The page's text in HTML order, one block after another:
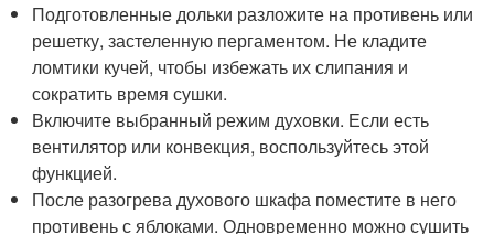
Подготовленные дольки разложите на противень или
решетку, застеленную пергаментом. Не кладите
ломтики кучей, чтобы избежать их слипания и
сократить время сушки.
Включите выбранный режим духовки. Если есть
вентилятор или конвекция, воспользуйтесь этой
функцией.
После разогрева духового шкафа поместите в него
противень с яблоками. Одновременно можно сушить